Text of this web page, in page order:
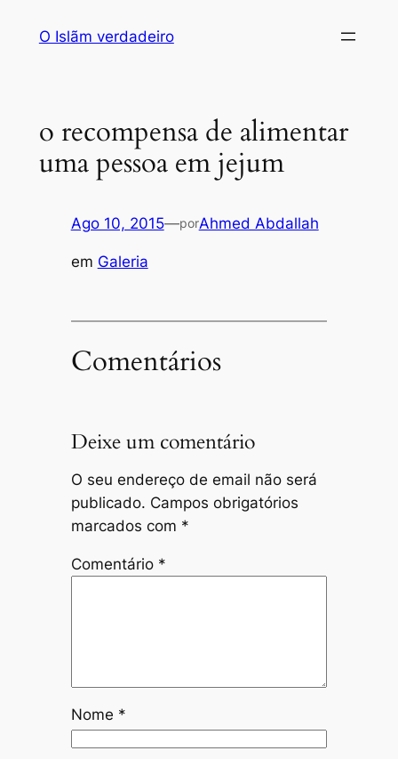
O Islãm verdadeiro
o recompensa de alimentar
uma pessoa em jejum
Ago 10, 2015—porAhmed Abdallah
em Galeria
Comentários
Deixe um comentário
O seu endereço de email não será
publicado. Campos obrigatórios
marcados com *
Comentário *
Nome *